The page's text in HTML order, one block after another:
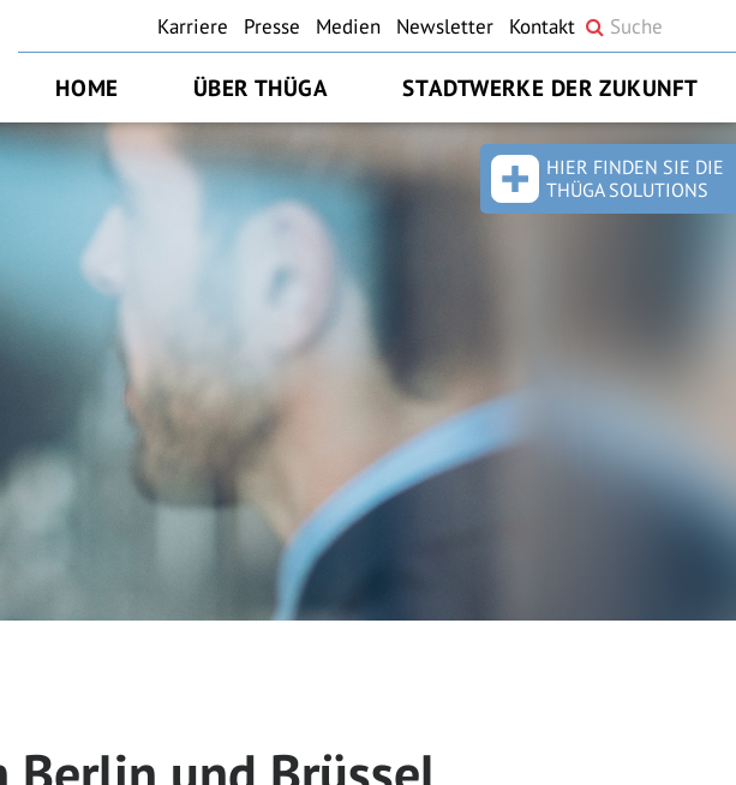
Karriere Presse Medien Newsletter Kontakt
HOME ÜBER THÜGA STADTWERKE DER ZUKUNFT
HIER FINDEN SIE DIE
THÜGA SOLUTIONS